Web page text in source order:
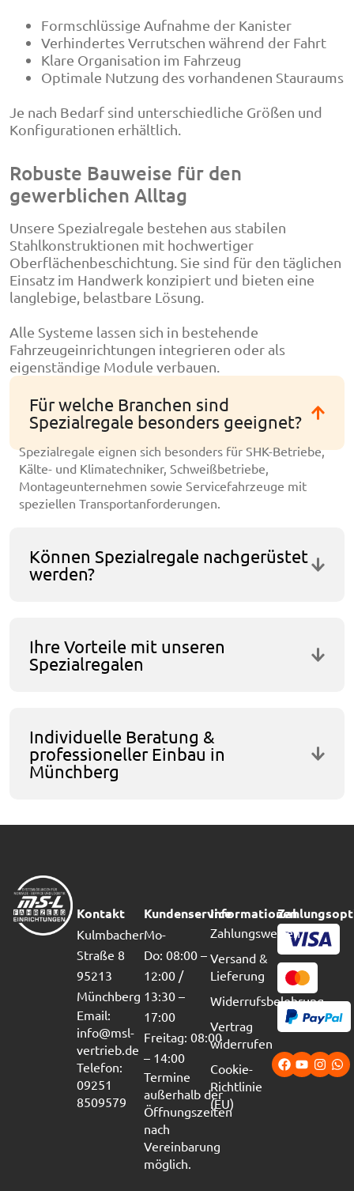
Formschlüssige Aufnahme der Kanister
Verhindertes Verrutschen während der Fahrt
Klare Organisation im Fahrzeug
Optimale Nutzung des vorhandenen Stauraums
Je nach Bedarf sind unterschiedliche Größen und
Konfigurationen erhältlich.
Robuste Bauweise für den
gewerblichen Alltag
Unsere Spezialregale bestehen aus stabilen
Stahlkonstruktionen mit hochwertiger
Oberflächenbeschichtung. Sie sind für den täglichen
Einsatz im Handwerk konzipiert und bieten eine
langlebige, belastbare Lösung.
Alle Systeme lassen sich in bestehende
Fahrzeugeinrichtungen integrieren oder als
eigenständige Module verbauen.
Für welche Branchen sind
Spezialregale besonders geeignet?
Spezialregale eignen sich besonders für SHK-Betriebe,
Kälte- und Klimatechniker, Schweißbetriebe,
Montageunternehmen sowie Servicefahrzeuge mit
speziellen Transportanforderungen.
Können Spezialregale nachgerüstet
werden?
Ihre Vorteile mit unseren
Spezialregalen
Individuelle Beratung &
professioneller Einbau in
Münchberg
Kontakt
Kulmbacher
Straße 8
95213
Münchberg
Email:
info@msl-
vertrieb.de
Telefon:
09251
8509579
Kundenservice
Mo-
Do: 08:00 –
12:00 /
13:30 –
17:00
Freitag: 08:00
– 14:00
Termine
außerhalb der
Öffnungszeiten
nach
Vereinbarung
möglich.
Informationen
Zahlungsweisen
Versand &
Lieferung
Widerrufsbelehrung
Vertrag
widerrufen
Cookie-
Richtlinie
(EU)